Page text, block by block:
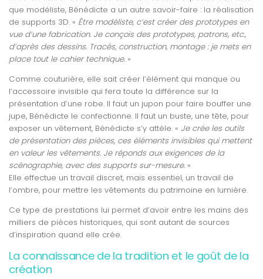
que modéliste, Bénédicte a un autre savoir-faire : la réalisation
de supports 3D. « Être modéliste, c’est créer des prototypes en
vue d’une fabrication. Je conçois des prototypes, patrons, etc.,
d’après des dessins. Tracés, construction, montage : je mets en
place tout le cahier technique. »
Comme couturière, elle sait créer l’élément qui manque ou
l’accessoire invisible qui fera toute la différence sur la
présentation d’une robe. Il faut un jupon pour faire bouffer une
jupe, Bénédicte le confectionne. Il faut un buste, une tête, pour
exposer un vêtement, Bénédicte s’y attèle. « Je crée les outils
de présentation des pièces, ces éléments invisibles qui mettent
en valeur les vêtements. Je réponds aux exigences de la
scénographie, avec des supports sur-mesure. »
Elle effectue un travail discret, mais essentiel, un travail de
l’ombre, pour mettre les vêtements du patrimoine en lumière.
Ce type de prestations lui permet d’avoir entre les mains des
milliers de pièces historiques, qui sont autant de sources
d’inspiration quand elle crée.
La connaissance de la tradition et le goût de la
création